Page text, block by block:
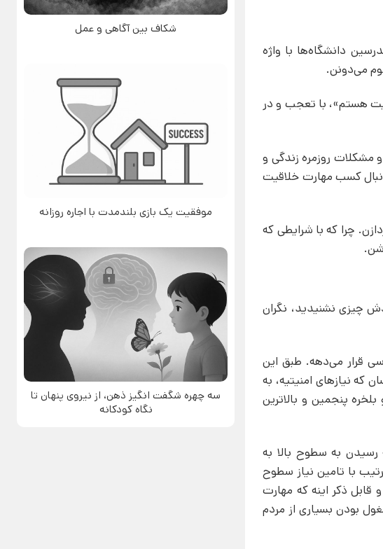
دانشگاه‌ها با واژه
می‌دونن.
هستم»، با تعجب و در
مشکلات روزمره زندگی و
کسب مهارت خلاقیت
چرا که با شرایطی که
چیزی نشنیدید، نگران
انسان رو در 5 سطح مختلف مورد بررسی قرار می‌دهه. طبق این
که نیازهای امنیتیه، به
پنجمین و بالاترین
به سطوح بالا به
با تامین نیاز سطوح
ذکر اینه که مهارت
بودن بسیاری از مردم
شکاف بین آگاهی و عمل
موفقیت یک بازی بلندمدت با اجاره روزانه
سه چهره شگفت انگیز ذهن، از نیروی پنهان تا
نگاه کودکانه